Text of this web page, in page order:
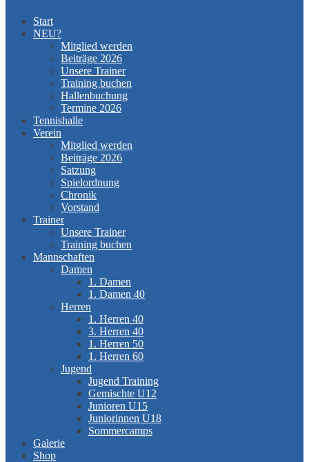
Start
NEU?
Mitglied werden
Beiträge 2026
Unsere Trainer
Training buchen
Hallenbuchung
Termine 2026
Tennishalle
Verein
Mitglied werden
Beiträge 2026
Satzung
Spielordnung
Chronik
Vorstand
Trainer
Unsere Trainer
Training buchen
Mannschaften
Damen
1. Damen
1. Damen 40
Herren
1. Herren 40
3. Herren 40
1. Herren 50
1. Herren 60
Jugend
Jugend Training
Gemischte U12
Junioren U15
Juniorinnen U18
Sommercamps
Galerie
Shop